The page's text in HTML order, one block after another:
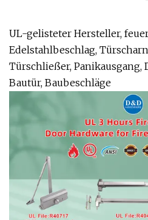
UL-gelisteter Hersteller,
Edelstahlbeschlag,
Türschließer, Panikausgang,
Bautür, Baubeschläge